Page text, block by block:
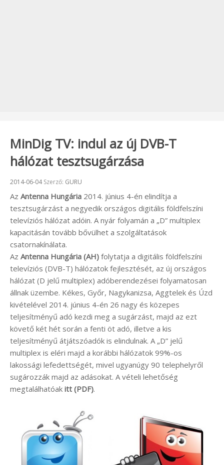
MinDig TV: indul az új DVB-T
hálózat tesztsugárzása
Beküldve:
2014-06-04Szerző: GURU
Az Antenna Hungária 2014. június 4-én elindítja a
tesztsugárzást a negyedik országos digitális földfelszíni
televíziós hálózat adóin. A nyár folyamán a „D” multiplex
kapacitásán tovább bővülhet a szolgáltatások
csatornakínálata.
Az Antenna Hungária (AH) folytatja a digitális földfelszíni
televíziós (DVB-T) hálózatok fejlesztését, az új országos
hálózat (D jelű multiplex) adóberendezései folyamatosan
állnak üzembe. Kékes, Győr, Nagykanizsa, Aggtelek és Úzd
kivételével 2014. június 4-én 26 nagy és közepes
teljesítményű adó kezdi meg a sugárzást, majd az ezt
követő két hét során a fenti öt adó, illetve a kis
teljesítményű átjátszóadók is elindulnak. A „D” jelű
multiplex is eléri majd a korábbi hálózatok 99%-os
lakossági lefedettségét, mivel ugyanúgy 90 telephelyről
sugározzák majd az adásokat. A vételi lehetőség
megtalálhatóak itt (PDF).